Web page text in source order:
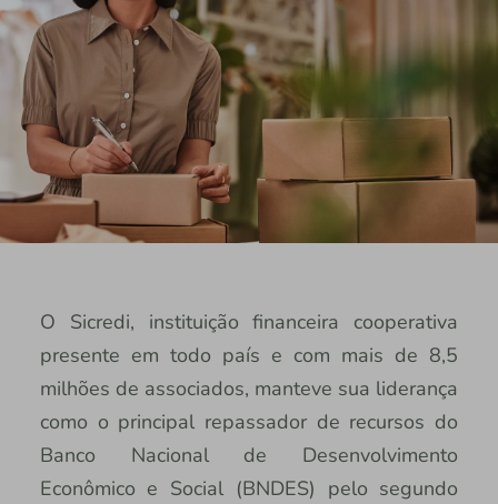
O Sicredi, instituição financeira cooperativa
presente em todo país e com mais de 8,5
milhões de associados, manteve sua liderança
como o principal repassador de recursos do
Banco Nacional de Desenvolvimento
Econômico e Social (BNDES) pelo segundo